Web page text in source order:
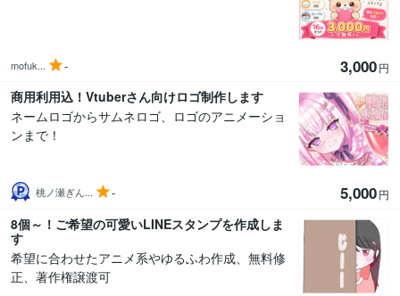
mofuk... - 3,000円
商用利用込！Vtuberさん向けロゴ制作します
ネームロゴからサムネロゴ、ロゴのアニメーショ
ンまで！
桃ノ瀬ぎん... - 5,000円
8個～！ご希望の可愛いLINEスタンプを作成しま
す
希望に合わせたアニメ系やゆるふわ作成、無料修
正、著作権譲渡可